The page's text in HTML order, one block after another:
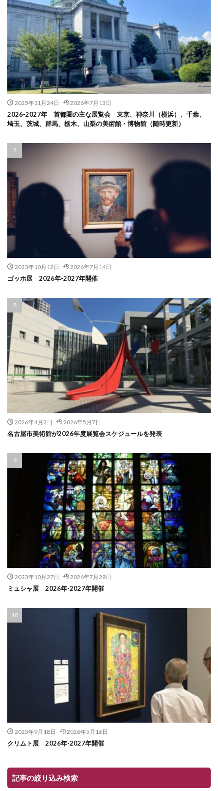
2025年11月24日 2026年7月13日
2026-2027年 首都圏の主な展覧会 東京、神奈川（横浜）、千葉、
埼玉、茨城、群馬、栃木、山梨の美術館・博物館（随時更新）
2023年10月12日 2026年7月14日
ゴッホ展 2026年-2027年開催
2026年4月2日 2026年5月7日
名古屋市美術館が2026年度展覧会スケジュールを発表
2023年10月27日 2026年7月29日
ミュシャ展 2026年-2027年開催
2025年9月18日 2026年5月16日
クリムト展 2026年-2027年開催
記事の絞り込み検索